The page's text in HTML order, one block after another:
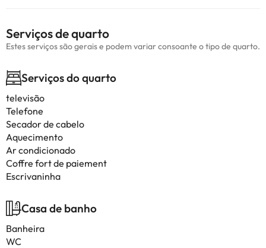
Serviços de quarto
Estes serviços são gerais e podem variar consoante o tipo de quarto.
Serviços do quarto
televisão
Telefone
Secador de cabelo
Aquecimento
Ar condicionado
Coffre fort de paiement
Escrivaninha
Casa de banho
Banheira
WC